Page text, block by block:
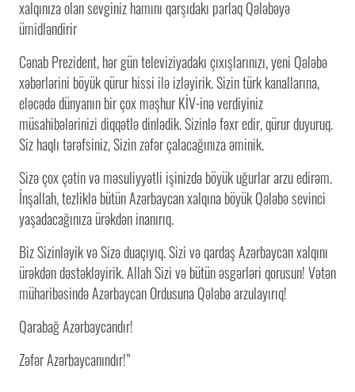
xalqınıza olan sevginiz hamını qarşıdakı parlaq Qələbəyə
ümidləndirir
Cənab Prezident, hər gün televiziyadakı çıxışlarınızı, yeni Qələbə
xəbərlərini böyük qürur hissi ilə izləyirik. Sizin türk kanallarına,
eləcədə dünyanın bir çox məşhur KİV-inə verdiyiniz
müsahibələrinizi diqqətlə dinlədik. Sizinlə fəxr edir, qürur duyuruq.
Siz haqlı tərəfsiniz, Sizin zəfər çalacağınıza əminik.
Sizə çox çətin və məsuliyyətli işinizdə böyük uğurlar arzu edirəm.
İnşallah, tezliklə bütün Azərbaycan xalqına böyük Qələbə sevinci
yaşadacağınıza ürəkdən inanırıq.
Biz Sizinləyik və Sizə duaçıyıq. Sizi və qardaş Azərbaycan xalqını
ürəkdən dəstəkləyirik. Allah Sizi və bütün əsgərləri qorusun! Vətən
müharibəsində Azərbaycan Ordusuna Qələbə arzulayırıq!
Qarabağ Azərbaycandır!
Zəfər Azərbaycanındır!”